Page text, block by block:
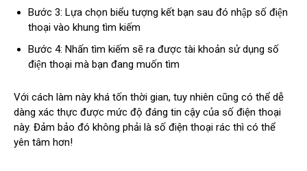
Bước 3: Lựa chọn biểu tượng kết bạn sau đó nhập số điện
thoại vào khung tìm kiếm
Bước 4: Nhấn tìm kiếm sẽ ra được tài khoản sử dụng số
điện thoại mà bạn đang muốn tìm
Với cách làm này khá tốn thời gian, tuy nhiên cũng có thể dễ
dàng xác thực được mức độ đáng tin cậy của số điện thoại
này. Đảm bảo đó không phải là số điện thoại rác thì có thể
yên tâm hơn!